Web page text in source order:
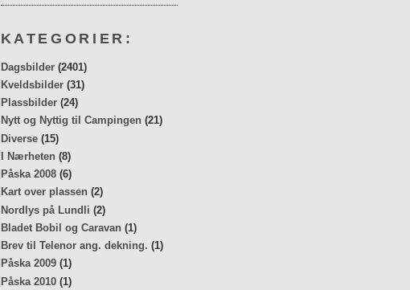
KATEGORIER:
Dagsbilder (2401)
Kveldsbilder (31)
Plassbilder (24)
Nytt og Nyttig til Campingen (21)
Diverse (15)
I Nærheten (8)
Påska 2008 (6)
Kart over plassen (2)
Nordlys på Lundli (2)
Bladet Bobil og Caravan (1)
Brev til Telenor ang. dekning. (1)
Påska 2009 (1)
Påska 2010 (1)